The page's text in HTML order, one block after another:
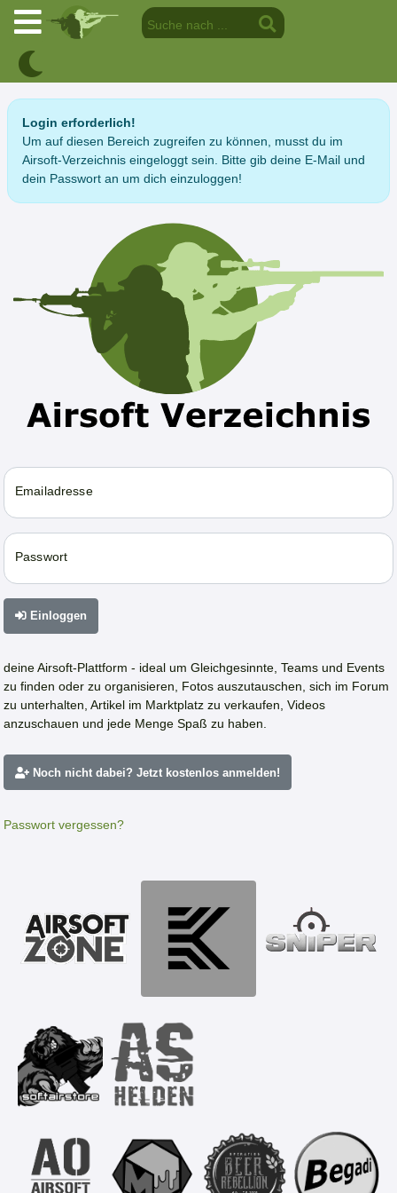
Login erforderlich!
Um auf diesen Bereich zugreifen zu können, musst du im
Airsoft-Verzeichnis eingeloggt sein. Bitte gib deine E-Mail und
dein Passwort an um dich einzuloggen!
Emailadresse
Passwort
Einloggen
deine Airsoft-Plattform - ideal um Gleichgesinnte, Teams und Events
zu finden oder zu organisieren, Fotos auszutauschen, sich im Forum
zu unterhalten, Artikel im Marktplatz zu verkaufen, Videos
anzuschauen und jede Menge Spaß zu haben.
Noch nicht dabei? Jetzt kostenlos anmelden!
Passwort vergessen?